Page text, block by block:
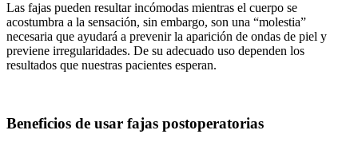
Las fajas pueden resultar incómodas mientras el cuerpo se
acostumbra a la sensación, sin embargo, son una “molestia”
necesaria que ayudará a prevenir la aparición de ondas de piel y
previene irregularidades. De su adecuado uso dependen los
resultados que nuestras pacientes esperan.
Beneficios de usar fajas postoperatorias